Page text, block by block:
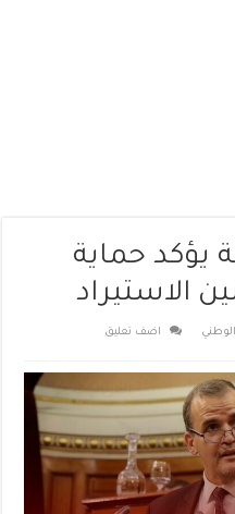
يؤكد حماية
الاستيراد
الوطني
اضف تعليق